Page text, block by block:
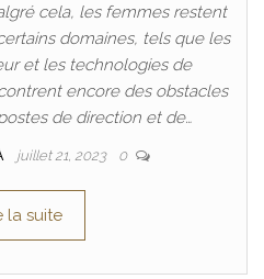
cela, les femmes restent
domaines, tels que les
et les technologies de
encore des obstacles
de direction et de…
juillet 21, 2023 0
la suite